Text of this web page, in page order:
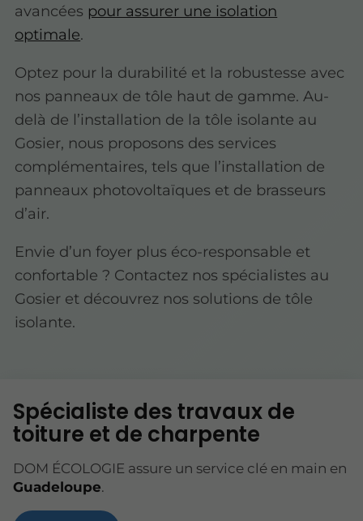
avancées pour assurer une isolation
optimale.
Optez pour la durabilité et la robustesse avec
nos panneaux de tôle haut de gamme. Au-
delà de l’installation de la tôle isolante au
Gosier, nous proposons des services
complémentaires, tels que l’installation de
panneaux photovoltaïques et de brasseurs
d’air.
Envie d’un foyer plus éco-responsable et
confortable ? Contactez nos spécialistes au
Gosier et découvrez nos solutions de tôle
isolante.
Spécialiste des travaux de
toiture et de charpente
DOM ÉCOLOGIE assure un service clé en main en
Guadeloupe.